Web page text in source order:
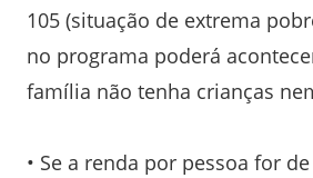
105 (situação de extrema
no programa poderá
família não tenha crianças
• Se a renda por pessoa for de